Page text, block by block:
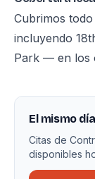
Cubrimos
incluyendo
Park — en los
El mismo
Citas de
disponibles